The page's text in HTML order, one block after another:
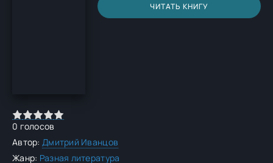
ЧИТАТЬ КНИГУ
0 голосов
Автор: Дмитрий Иванцов
Жанр: Разная литература